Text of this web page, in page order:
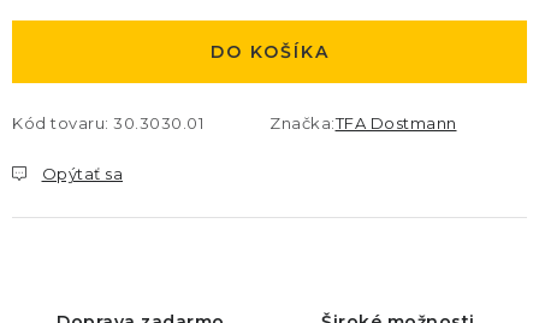
DO KOŠÍKA
Kód tovaru: 30.3030.01 Značka:TFA Dostmann
Opýtať sa